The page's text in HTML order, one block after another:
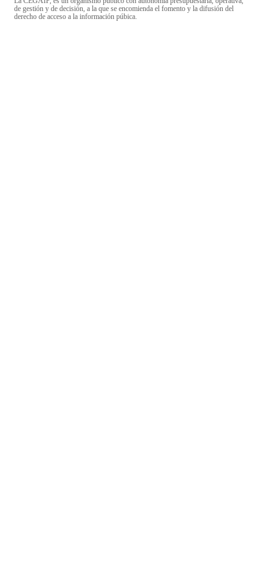
de gestión y de decisión, a la que se encomienda el fomento y la difusión del
derecho de acceso a la información púbica.